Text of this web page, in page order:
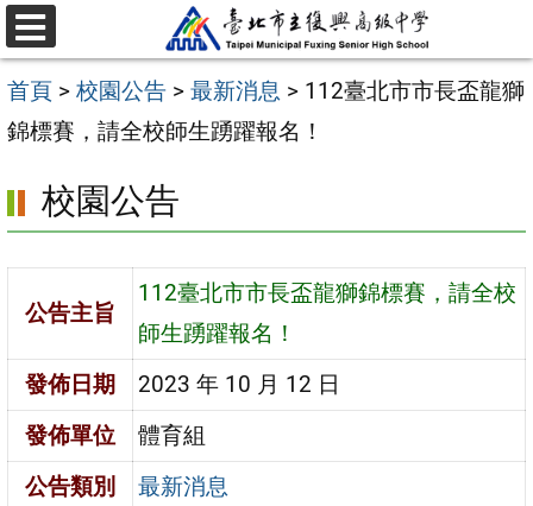
跳
至
主
要
容
區
選
單
首頁 > 校園公告 > 最新消息 > 112臺北市市長盃龍獅
錦標賽，請全校師生踴躍報名！
校園公告
公告主旨
112臺北市市長盃龍獅錦標賽，請全校
師生踴躍報名！
發佈日期
2023 年 10 月 12 日
發佈單位
體育組
公告類別
最新消息